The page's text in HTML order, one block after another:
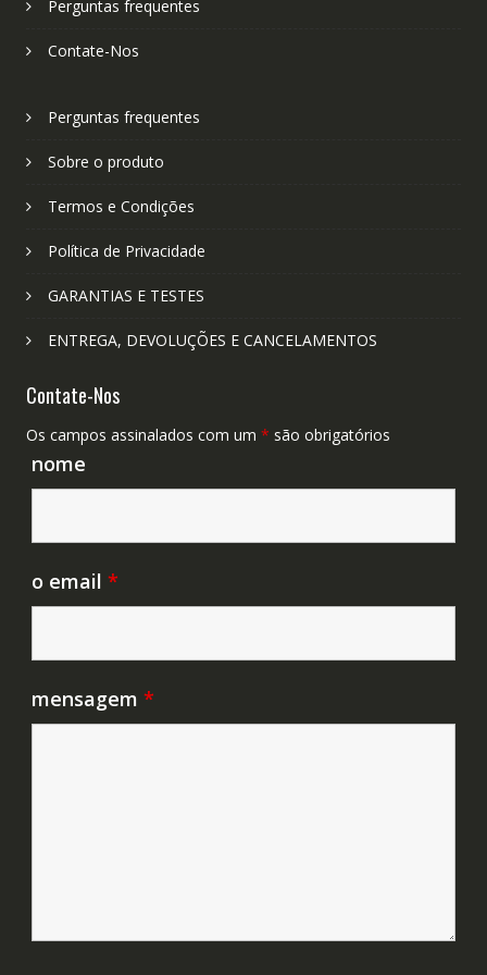
Perguntas frequentes
Contate-Nos
Perguntas frequentes
Sobre o produto
Termos e Condições
Política de Privacidade
GARANTIAS E TESTES
ENTREGA, DEVOLUÇÕES E CANCELAMENTOS
Contate-Nos
Os campos assinalados com um * são obrigatórios
nome
o email *
mensagem *